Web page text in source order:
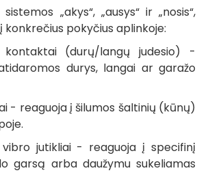
„akys“, „ausys“ ir „nosis“,
konkrečius pokyčius aplinkoje:
kontaktai (durų/langų judesio) -
durys, langai ar garažo
- reaguoja į šilumos šaltinių (kūnų)
vibro jutikliai - reaguoja į specifinį
garsą arba daužymu sukeliamas